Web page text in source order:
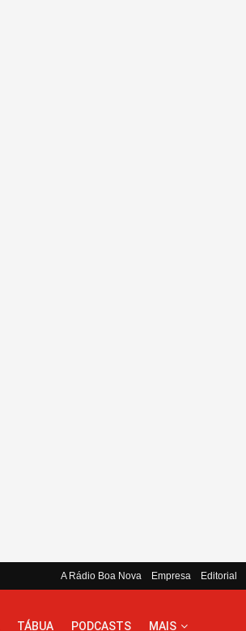
A Rádio Boa Nova Empresa Editorial
TÁBUA PODCASTS MAIS